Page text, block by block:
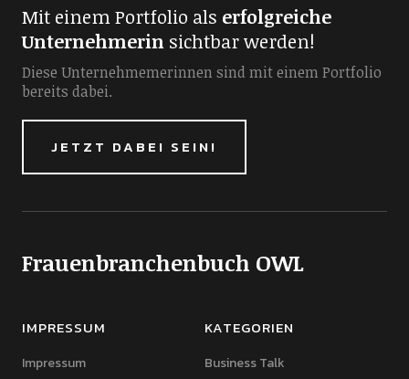
Mit einem Portfolio als erfolgreiche
Unternehmerinsichtbar werden!
Diese Unternehmemerinnen sind mit einem Portfolio
bereits dabei.
JETZT DABEI SEIN!
Frauenbranchenbuch OWL
IMPRESSUM
Impressum
KATEGORIEN
Business Talk